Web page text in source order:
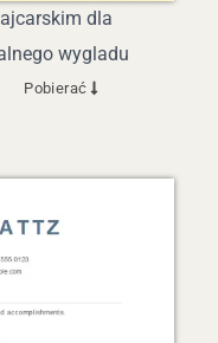
dla
wygladu
Pobierać